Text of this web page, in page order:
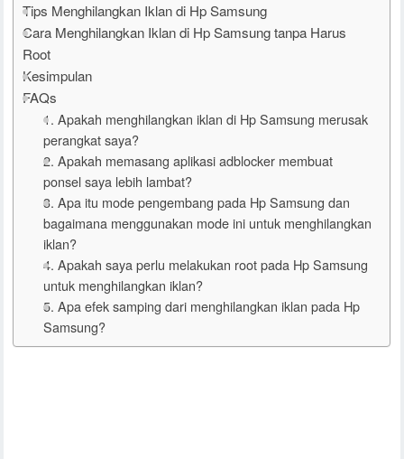
Tips Menghilangkan Iklan di Hp Samsung
Cara Menghilangkan Iklan di Hp Samsung tanpa Harus
Root
Kesimpulan
FAQs
1. Apakah menghilangkan iklan di Hp Samsung merusak
perangkat saya?
2. Apakah memasang aplikasi adblocker membuat
ponsel saya lebih lambat?
3. Apa itu mode pengembang pada Hp Samsung dan
bagaimana menggunakan mode ini untuk menghilangkan
iklan?
4. Apakah saya perlu melakukan root pada Hp Samsung
untuk menghilangkan iklan?
5. Apa efek samping dari menghilangkan iklan pada Hp
Samsung?